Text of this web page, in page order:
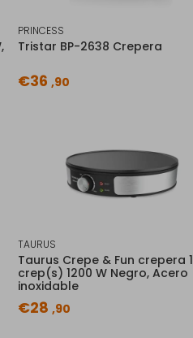
PRINCESS
Tristar BP-2638 Crepera
€36,90
TAURUS
Taurus Crepe & Fun crepera 1
crep(s) 1200 W Negro, Acero
inoxidable
€28 ,90